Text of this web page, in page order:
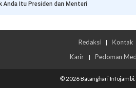
Anda Itu Presiden dan Menteri
Redaksi | Kontak
Karir
| Pedoman
© 2026 Batanghari